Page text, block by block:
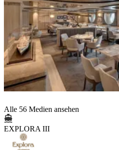
Alle 56 Medien ansehen
EXPLORA III